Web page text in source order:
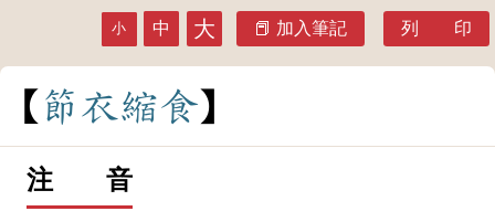
小 中 大 加入筆記 列 印
節衣縮食
注 音